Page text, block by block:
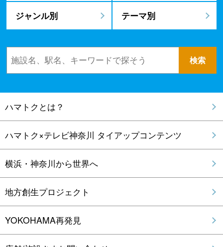
ジャンル別 テーマ別
ハマトクとは？
ハマトク×テレビ神奈川 タイアップコンテンツ
横浜・神奈川から世界へ
地方創生プロジェクト
YOKOHAMA再発見